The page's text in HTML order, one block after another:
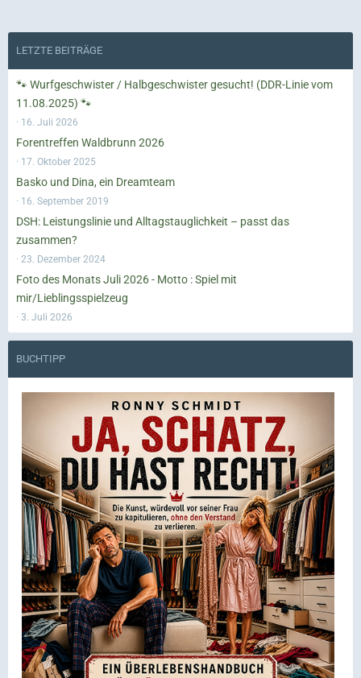
LETZTE BEITRÄGE
🐾 Wurfgeschwister / Halbgeschwister gesucht! (DDR-Linie vom
11.08.2025) 🐾
16. Juli 2026
Forentreffen Waldbrunn 2026
17. Oktober 2025
Basko und Dina, ein Dreamteam
16. September 2019
DSH: Leistungslinie und Alltagstauglichkeit – passt das
zusammen?
23. Dezember 2024
Foto des Monats Juli 2026 - Motto : Spiel mit
mir/Lieblingsspielzeug
3. Juli 2026
BUCHTIPP